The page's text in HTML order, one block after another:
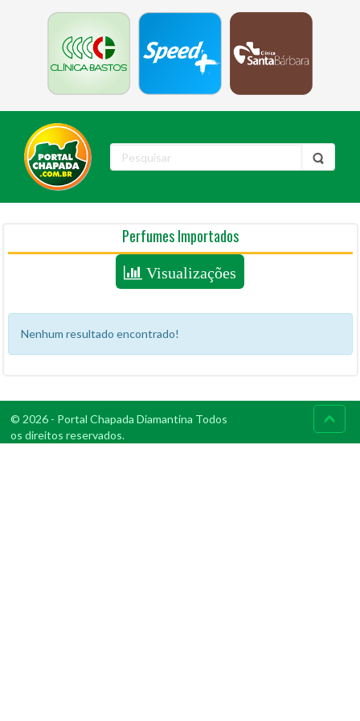
Perfumes Importados
Visualizações
Nenhum resultado encontrado!
© 2026 - Portal Chapada Diamantina Todos
os direitos reservados.